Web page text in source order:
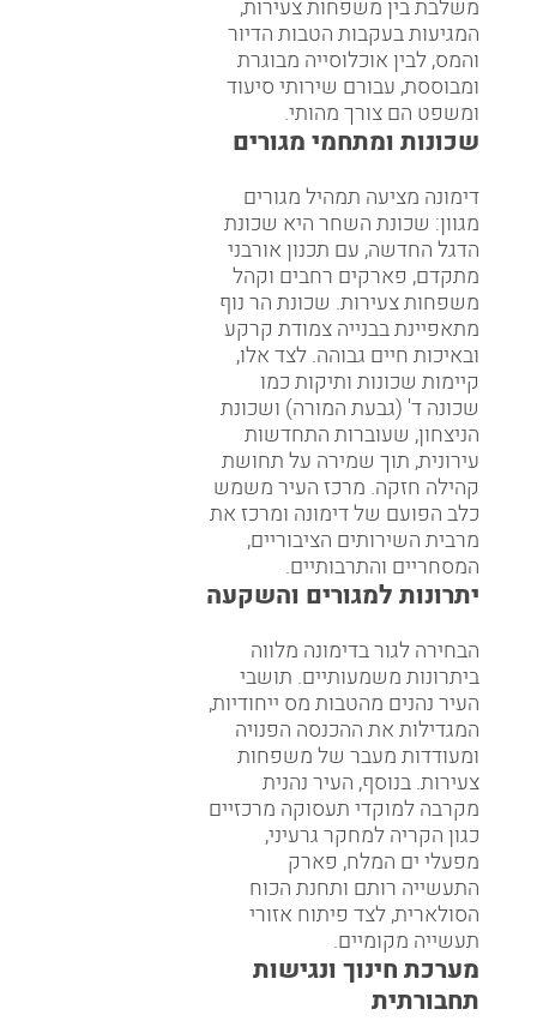
משלבת בין משפחות צעירות,
המגיעות בעקבות הטבות הדיור
והמס, לבין אוכלוסייה מבוגרת
ומבוססת, עבורם שירותי סיעוד
ומשפט הם צורך מהותי.
שכונות ומתחמי מגורים
דימונה מציעה תמהיל מגורים
מגוון: שכונת השחר היא שכונת
הדגל החדשה, עם תכנון אורבני
מתקדם, פארקים רחבים וקהל
משפחות צעירות. שכונת הר נוף
מתאפיינת בבנייה צמודת קרקע
ובאיכות חיים גבוהה. לצד אלו,
קיימות שכונות ותיקות כמו
שכונה ד' (גבעת המורה) ושכונת
הניצחון, שעוברות התחדשות
עירונית, תוך שמירה על תחושת
קהילה חזקה. מרכז העיר משמש
כלב הפועם של דימונה ומרכז את
מרבית השירותים הציבוריים,
המסחריים והתרבותיים.
יתרונות למגורים והשקעה
הבחירה לגור בדימונה מלווה
ביתרונות משמעותיים. תושבי
העיר נהנים מהטבות מס ייחודיות,
המגדילות את ההכנסה הפנויה
ומעודדות מעבר של משפחות
צעירות. בנוסף, העיר נהנית
מקרבה למוקדי תעסוקה מרכזיים
כגון הקריה למחקר גרעיני,
מפעלי ים המלח, פארק
התעשייה רותם ותחנת הכוח
הסולארית, לצד פיתוח אזורי
תעשייה מקומיים.
מערכת חינוך ונגישות
תחבורתית